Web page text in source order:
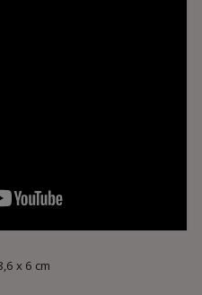
x 6 cm